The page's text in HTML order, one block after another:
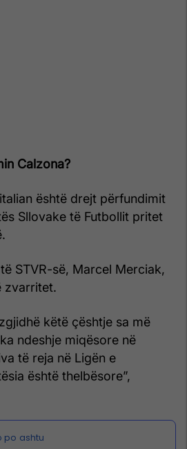
Calzona?
është drejt përfundimit
Sllovake të Futbollit pritet
STVR-së, Marcel Merciak,
zvarritet.
këtë çështje sa më
ndeshje miqësore në
të reja në Ligën e
është thelbësore”,